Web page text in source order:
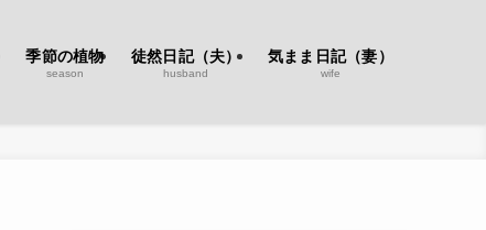
季節の植物
season
徒然日記（夫）
husband
気まま日記（妻）
wife